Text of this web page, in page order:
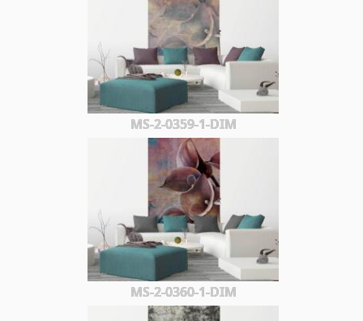
MS-2-0359-1-DIM
MS-2-0360-1-DIM